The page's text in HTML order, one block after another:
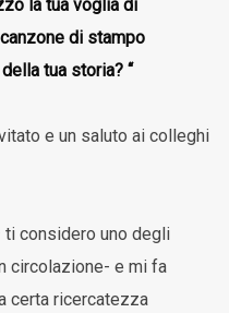
la tua voglia di
di stampo
tua storia? “
e un saluto ai colleghi
considero uno degli
circolazione- e mi fa
certa ricercatezza